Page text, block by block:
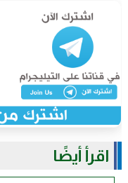
اقرأ أيضًا